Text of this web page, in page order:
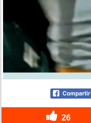
26